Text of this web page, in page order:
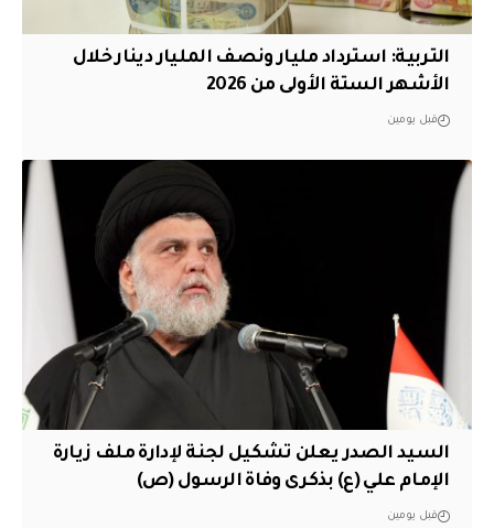
التربية: استرداد مليار ونصف المليار دينار خلال
الأشهر الستة الأولى من 2026
قبل يومين
السيد الصدر يعلن تشكيل لجنة لإدارة ملف زيارة
الإمام علي (ع) بذكرى وفاة الرسول (ص)
قبل يومين